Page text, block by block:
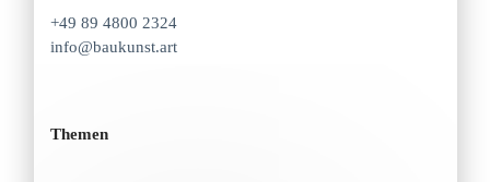
+49 89 4800 2324
info@baukunst.art
Themen